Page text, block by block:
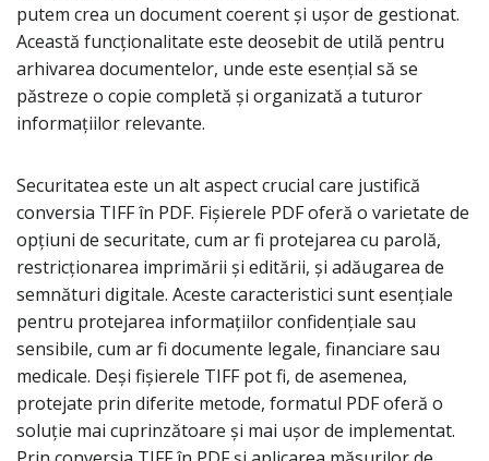
putem crea un document coerent și ușor de gestionat.
Această funcționalitate este deosebit de utilă pentru
arhivarea documentelor, unde este esențial să se
păstreze o copie completă și organizată a tuturor
informațiilor relevante.
Securitatea este un alt aspect crucial care justifică
conversia TIFF în PDF. Fișierele PDF oferă o varietate de
opțiuni de securitate, cum ar fi protejarea cu parolă,
restricționarea imprimării și editării, și adăugarea de
semnături digitale. Aceste caracteristici sunt esențiale
pentru protejarea informațiilor confidențiale sau
sensibile, cum ar fi documente legale, financiare sau
medicale. Deși fișierele TIFF pot fi, de asemenea,
protejate prin diferite metode, formatul PDF oferă o
soluție mai cuprinzătoare și mai ușor de implementat.